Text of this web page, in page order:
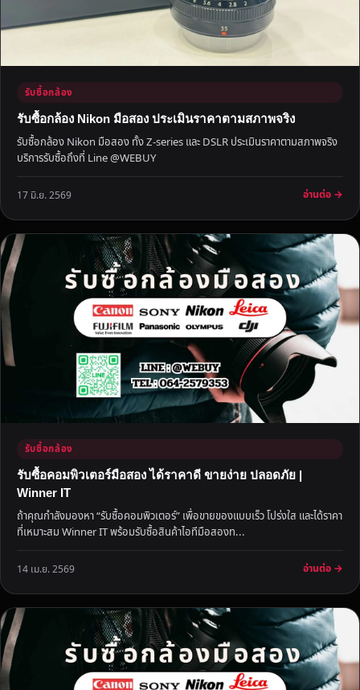
ที่
า
ค
ดี
รับซื้อกล้อง
รับซื้อกล้อง Nikon มือสอง ประเมินราคาตามสภาพจริง
รับซื้อกล้อง Nikon มือสอง ทั้ง Z-series และ DSLR ประเมินราคาตามสภาพจริง
บริการรับซื้อถึงที่ Line @WEBUY
17 มิ.ย. 2569 อ่านต่อ →
รับซื้อกล้อง
รับซื้อคอมพิวเตอร์มือสอง ได้ราคาดี ขายง่าย ปลอดภัย |
Winner IT
ถ้าคุณกำลังมองหา “รับซื้อคอมพิวเตอร์” เพื่อขายของแบบเร็ว โปร่งใส และได้ราคา
ที่เหมาะสม Winner IT พร้อมรับซื้อสินค้าไอทีมือสองท...
14 เม.ย. 2569 อ่านต่อ →